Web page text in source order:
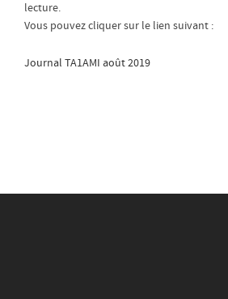
lecture.
Vous pouvez cliquer sur le lien suivant :
Journal TA1AMI août 2019